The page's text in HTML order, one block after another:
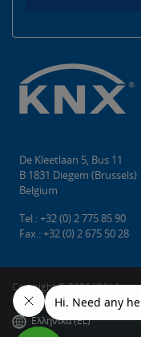
De Kleetlaan 5, Bus 11
B 1831 Diegem (Brussels)
Belgium
Tel.: +32 (0) 2 775 85 90
Fax.: +32 (0) 2 675 50 28
Copyright © 2026 KNX
Ελληνικά (EL)